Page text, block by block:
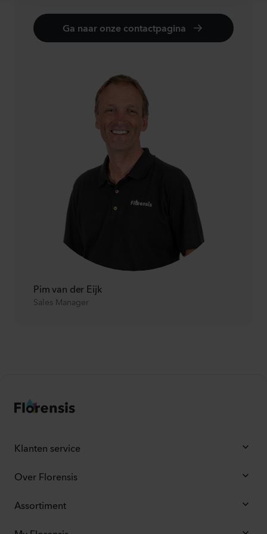
Ga naar onze contactpagina
Pim van der Eijk
Sales Manager
Klanten service
Over Florensis
Assortiment